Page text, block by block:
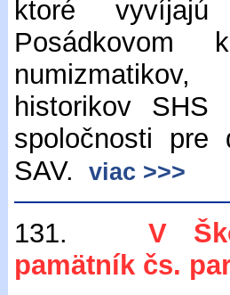
ktoré
Posádkovom
historikov SHS
spoločnosti pre
SAV.
viac >>>
131.
V
pamätník čs.